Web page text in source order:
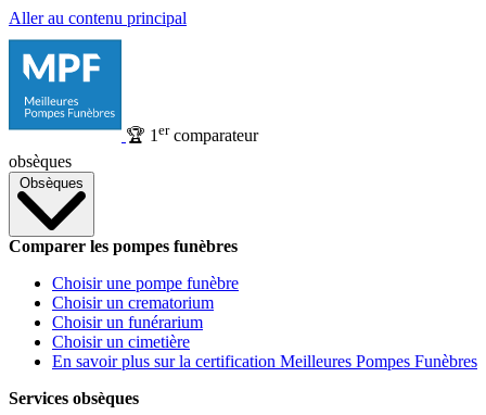
Aller au contenu principal
🏆 1 ercomparateur
obsèques
Obsèques
Comparer les pompes funèbres
Choisir une pompe funèbre
Choisir un crematorium
Choisir un funérarium
Choisir un cimetière
En savoir plus sur la certification Meilleures Pompes Funèbres
Services obsèques